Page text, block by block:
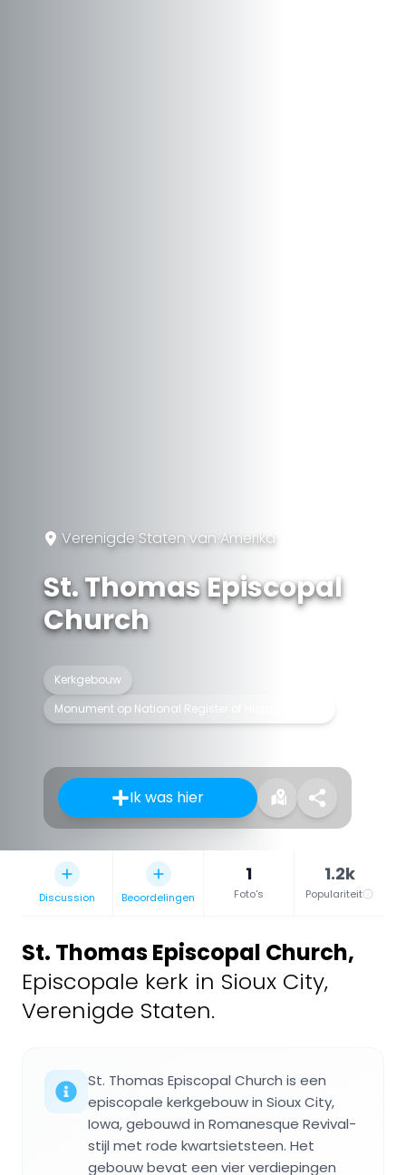
Verenigde Staten van Amerika
St. Thomas Episcopal
Church
Kerkgebouw
Monument op National Register of Historic Places
Ik was hier
Discussion Beoordelingen
1
Foto's
1.2k
Populariteit
St. Thomas Episcopal Church,
Episcopale kerk in Sioux City,
Verenigde Staten.
St. Thomas Episcopal Church is een
episcopale kerkgebouw in Sioux City,
Iowa, gebouwd in Romanesque Revival-
stijl met rode kwartsietsteen. Het
gebouw bevat een vier verdiepingen